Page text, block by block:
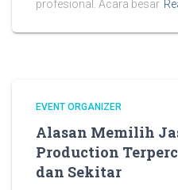
profesional. Acara besar
EVENT ORGANIZER
Alasan Memilih
Production
dan Sekitar